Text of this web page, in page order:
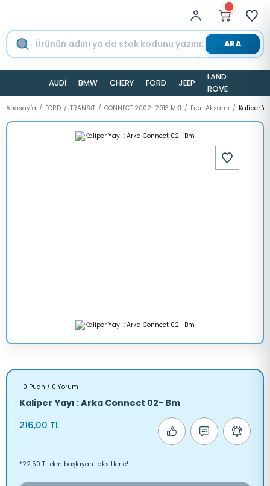
ARA
AUDİ BMW CHERY FORD JEEP
LAND
ROVER
Anasayfa FORD TRANSİT CONNECT 2002-2013 MK1 Fren Aksamı Kaliper
0 Puan / 0 Yorum
Kaliper Yayı : Arka Connect 02- Bm
216,00 TL
*22,50 TL den başlayan taksitlerle!